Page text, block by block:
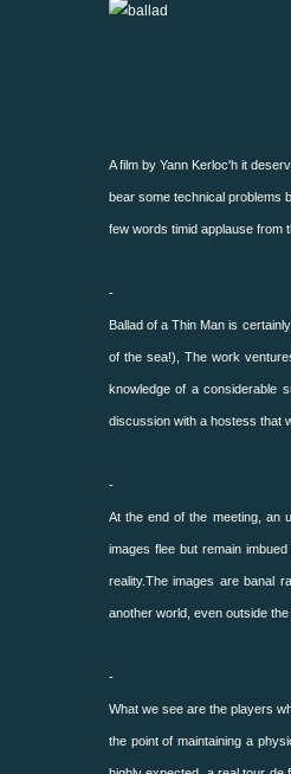
A film by Yann Kerloc'h it
bear some technical problems
few words timid applause from
-
Ballad of a Thin Man is
of the sea!), The work
knowledge of a considerable
discussion with a hostess that
-
At the end of the meeting, an
images flee but remain
reality.The images are banal
another world, even outside the
-
What we see are the players
the point of maintaining a